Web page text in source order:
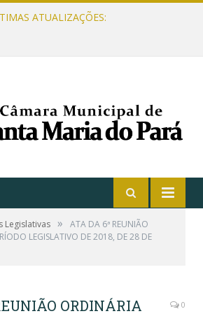
ATUALIZAÇÕES:
Legislativas »
ATA DA 6ª REUNIÃO
LEGISLATIVO DE 2018, DE 28 DE
ORDINÁRIA
0